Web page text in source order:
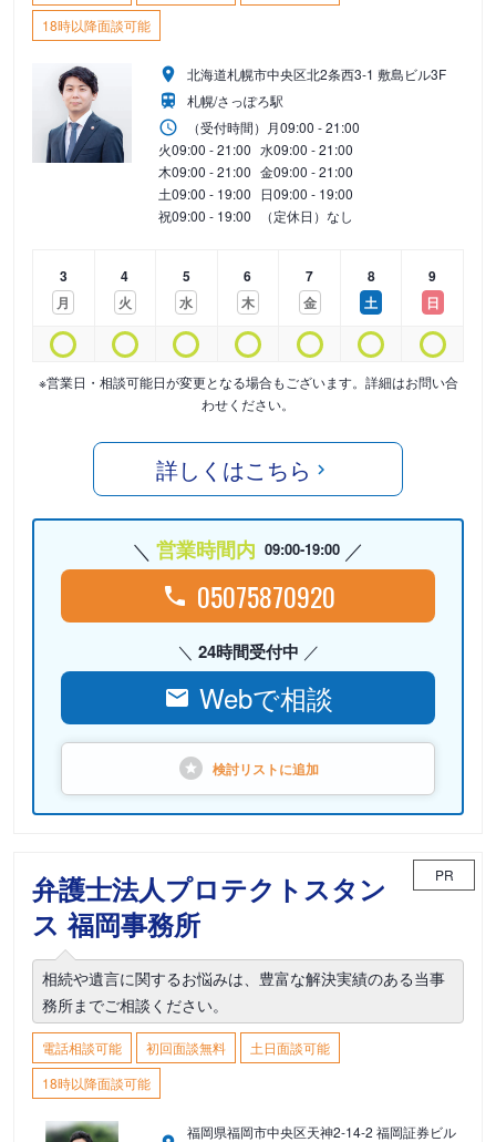
18時以降面談可能
北海道札幌市中央区北2条西3-1 敷島ビル3F
札幌/さっぽろ駅
（受付時間） 月09:00 - 21:00
火09:00 - 21:00 水09:00 - 21:00
木09:00 - 21:00 金09:00 - 21:00
土09:00 - 19:00 日09:00 - 19:00
祝09:00 - 19:00 （定休日）なし
3
月
4
火
5
水
6
木
7
金
8
土
9
日
※営業日・相談可能日が変更となる場合もございます。詳細はお問い合
わせください。
詳しくはこちら
営業時間内 09:00-19:00
05075870920
24時間受付中
Webで相談
検討リストに追加
弁護士法人プロテクトスタン
ス 福岡事務所
PR
相続や遺言に関するお悩みは、豊富な解決実績のある当事
務所までご相談ください。
電話相談可能 初回面談無料
土日面談可能
18時以降面談可能
福岡県福岡市中央区天神2-14-2 福岡証券ビル